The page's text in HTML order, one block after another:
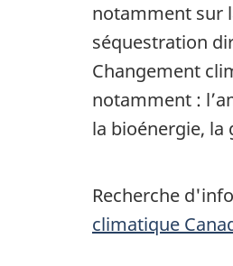
notamment sur
séquestration
Changement
notamment :
la bioénergie,
Recherche
climatique